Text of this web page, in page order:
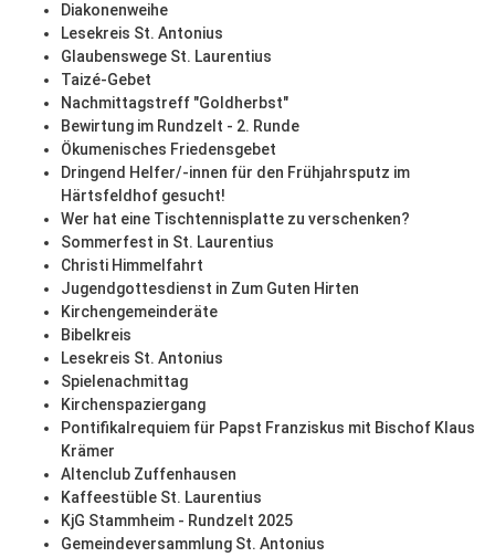
Diakonenweihe
Lesekreis St. Antonius
Glaubenswege St. Laurentius
Taizé-Gebet
Nachmittagstreff "Goldherbst"
Bewirtung im Rundzelt - 2. Runde
Ökumenisches Friedensgebet
Dringend Helfer/-innen für den Frühjahrsputz im
Härtsfeldhof gesucht!
Wer hat eine Tischtennisplatte zu verschenken?
Sommerfest in St. Laurentius
Christi Himmelfahrt
Jugendgottesdienst in Zum Guten Hirten
Kirchengemeinderäte
Bibelkreis
Lesekreis St. Antonius
Spielenachmittag
Kirchenspaziergang
Pontifikalrequiem für Papst Franziskus mit Bischof Klaus
Krämer
Altenclub Zuffenhausen
Kaffeestüble St. Laurentius
KjG Stammheim - Rundzelt 2025
Gemeindeversammlung St. Antonius